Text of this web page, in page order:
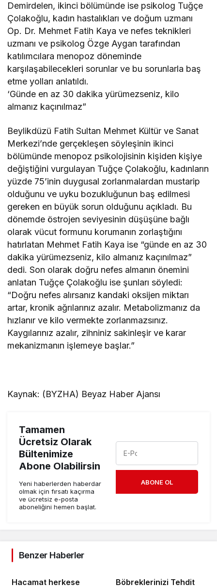
Demirdelen, ikinci bölümünde ise psikolog Tuğçe
Çolakoğlu, kadın hastalıkları ve doğum uzmanı
Op. Dr. Mehmet Fatih Kaya ve nefes teknikleri
uzmanı ve psikolog Özge Aygan tarafından
katılımcılara menopoz döneminde
karşılaşabilecekleri sorunlar ve bu sorunlarla baş
etme yolları anlatıldı.
‘Günde en az 30 dakika yürümezseniz, kilo
almanız kaçınılmaz”
Beylikdüzü Fatih Sultan Mehmet Kültür ve Sanat
Merkezi’nde gerçekleşen söyleşinin ikinci
bölümünde menopoz psikolojisinin kişiden kişiye
değiştiğini vurgulayan Tuğçe Çolakoğlu, kadınların
yüzde 75’inin duygusal zorlanmalardan mustarip
olduğunu ve uyku bozukluğunun baş edilmesi
gereken en büyük sorun olduğunu açıkladı. Bu
dönemde östrojen seviyesinin düşüşüne bağlı
olarak vücut formunu korumanın zorlaştığını
hatırlatan Mehmet Fatih Kaya ise “günde en az 30
dakika yürümezseniz, kilo almanız kaçınılmaz”
dedi. Son olarak doğru nefes almanın önemini
anlatan Tuğçe Çolakoğlu ise şunları söyledi:
“Doğru nefes alırsanız kandaki oksijen miktarı
artar, kronik ağrılarınız azalır. Metabolizmanız da
hızlanır ve kilo vermekte zorlanmazsınız.
Kaygılarınız azalır, zihniniz sakinleşir ve karar
mekanizmanın işlemeye başlar.”
Kaynak: (BYZHA) Beyaz Haber Ajansı
Tamamen
Ücretsiz Olarak
Bültenimize
Abone Olabilirsin
Yeni haberlerden haberdar
olmak için fırsatı kaçırma
ve ücretsiz e-posta
aboneliğini hemen başlat.
ABONE OL
Benzer Haberler
Hacamat herkese Böbreklerinizi Tehdit